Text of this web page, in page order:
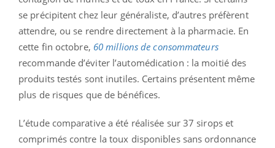
se précipitent chez leur généraliste, d’autres préfèrent
attendre, ou se rendre directement à la pharmacie. En
cette fin octobre, 60 millions de consommateurs
recommande d’éviter l’automédication : la moitié des
produits testés sont inutiles. Certains présentent même
plus de risques que de bénéfices.
L’étude comparative a été réalisée sur 37 sirops et
comprimés contre la toux disponibles sans ordonnance